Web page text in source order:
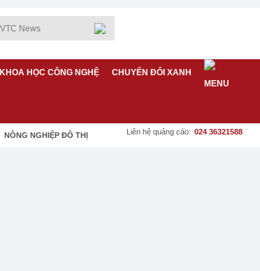
KHOA HỌC CÔNG NGHỆ CHUYỂN ĐỔI XANH
NÔNG NGHIỆP ĐÔ THỊ Liên hệ quảng cáo: 024 36321588